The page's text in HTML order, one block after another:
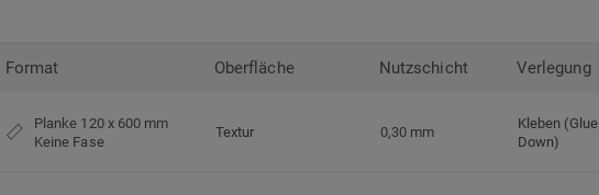
Format Oberfläche Nutzschicht Verlegung
Planke 120 x 600 mm
Keine Fase
Textur 0,30 mm
Kleben (Glue
Down)